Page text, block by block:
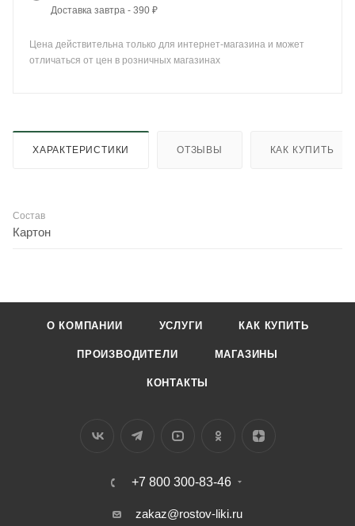
Доставка завтра - 390 ₽
Цена действительна только для интернет-магазина и может
отличаться от цен в розничных магазинах
ХАРАКТЕРИСТИКИ ОТЗЫВЫ КАК КУПИТЬ
Состав
Картон
О КОМПАНИИ УСЛУГИ КАК КУПИТЬ
ПРОИЗВОДИТЕЛИ МАГАЗИНЫ
КОНТАКТЫ
+7 800 300-83-46
zakaz@rostov-liki.ru